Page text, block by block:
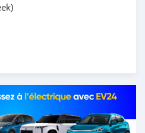
if interested